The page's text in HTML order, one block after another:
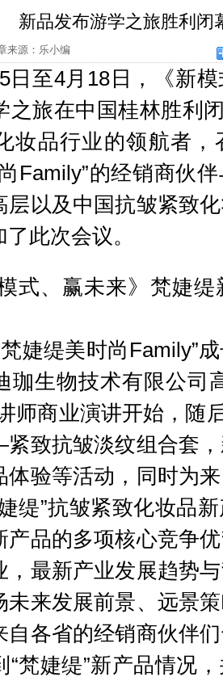
新品发布游学之旅胜利闭
章来源：乐小编
日至4月18日，《新
之旅在中国桂林胜利
妆品行业的领航者，
Family”的经销商伙
层以及中国抗皱紧致
此次会议。
式、赢未来》梵婕
婕缇美时尚Family”
珈生物技术有限公司
师商业演讲开始，随
致抗皱淡纹组合套
体验等活动，同时为
缇”抗皱紧致化妆品
产品的多项核心竞争
，最新产业发展趋势
未来发展前景、远景
自各省的经销商伙伴
“梵婕缇”新产品情况